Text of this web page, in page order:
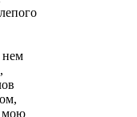
нем
мою